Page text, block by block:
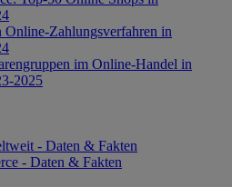
Online-Zahlungsverfahren in
im Online-Handel in
2025
- Daten & Fakten
- Daten & Fakten